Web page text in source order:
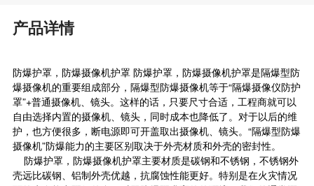
产品详情
防爆护罩，防爆摄像机护罩 防爆护罩，防爆摄像机护罩是隔爆型防
爆摄像机的重要组成部分，隔爆型防爆摄像机等于“隔爆摄像仪防护
罩”+普通摄像机、镜头。这样的话，只要尺寸合适，工程商就可以
自由选择内置的摄像机、镜头，同时成本也降低了。对于以后的维
护，也方便很多，断电源即可开盖取出摄像机、镜头。“隔爆型防爆
摄像机”防爆能力的主要区别取决于外壳材质和外壳的密封性。
防爆护罩，防爆摄像机护罩主要材质是碳钢和不锈钢，不锈钢外
壳远比碳钢、铝制外壳优越，抗腐蚀性能更好。特别是在火灾情况